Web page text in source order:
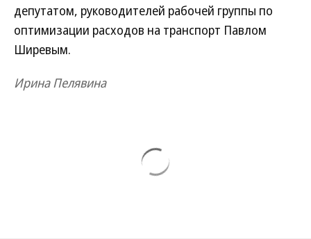
депутатом, руководителей рабочей группы по
оптимизации расходов на транспорт Павлом
Ширевым.
Ирина Пелявина